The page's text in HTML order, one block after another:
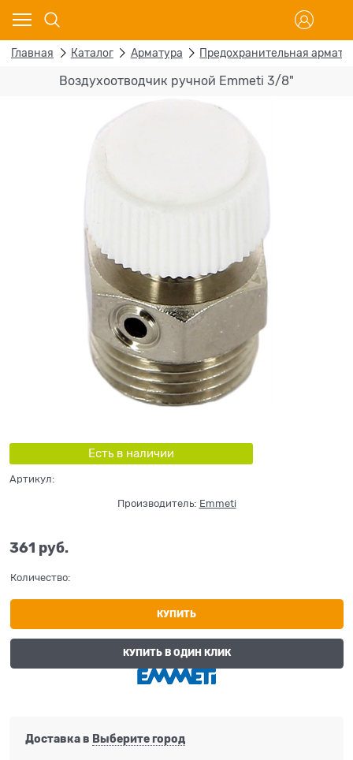
Главная Каталог Арматура Предохранительная
Воздухоотводчик ручной Emmeti 3/8"
Есть в наличии
Артикул:
Производитель: Emmeti
361 руб.
Количество:
КУПИТЬ
КУПИТЬ В ОДИН КЛИК
Доставка в Выберите город